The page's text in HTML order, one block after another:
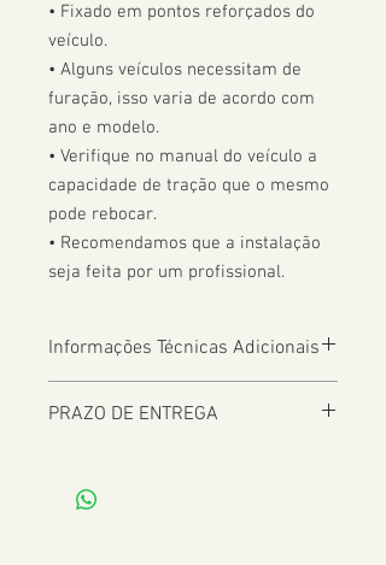
• Fixado em pontos reforçados do
veículo.
• Alguns veículos necessitam de
furação, isso varia de acordo com
ano e modelo.
• Verifique no manual do veículo a
capacidade de tração que o mesmo
pode rebocar.
• Recomendamos que a instalação
seja feita por um profissional.
Informações Técnicas Adicionais
PRAZO DE ENTREGA
Localização